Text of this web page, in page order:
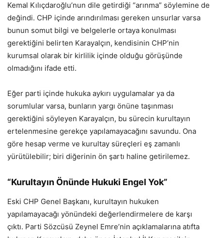
Kemal Kılıçdaroğlu’nun dile getirdiği “arınma” söylemine de
değindi. CHP içinde arındırılması gereken unsurlar varsa
bunun somut bilgi ve belgelerle ortaya konulması
gerektiğini belirten Karayalçın, kendisinin CHP’nin
kurumsal olarak bir kirlilik içinde olduğu görüşünde
olmadığını ifade etti.
Eğer parti içinde hukuka aykırı uygulamalar ya da
sorumlular varsa, bunların yargı önüne taşınması
gerektiğini söyleyen Karayalçın, bu sürecin kurultayın
ertelenmesine gerekçe yapılamayacağını savundu. Ona
göre hesap verme ve kurultay süreçleri eş zamanlı
yürütülebilir; biri diğerinin ön şartı haline getirilemez.
“Kurultayın Önünde Hukuki Engel Yok”
Eski CHP Genel Başkanı, kurultayın hukuken
yapılamayacağı yönündeki değerlendirmelere de karşı
çıktı. Parti Sözcüsü Zeynel Emre’nin açıklamalarına atıfta